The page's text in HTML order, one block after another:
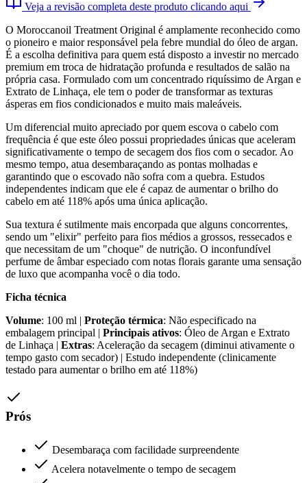
Veja a revisão completa deste produto clicando aqui
O Moroccanoil Treatment Original é amplamente reconhecido como
o pioneiro e maior responsável pela febre mundial do óleo de argan.
É a escolha definitiva para quem está disposto a investir no mercado
premium em troca de hidratação profunda e resultados de salão na
própria casa. Formulado com um concentrado riquíssimo de Argan e
Extrato de Linhaça, ele tem o poder de transformar as texturas
ásperas em fios condicionados e muito mais maleáveis.
Um diferencial muito apreciado por quem escova o cabelo com
frequência é que este óleo possui propriedades únicas que aceleram
significativamente o tempo de secagem dos fios com o secador. Ao
mesmo tempo, atua desembaraçando as pontas molhadas e
garantindo que o escovado não sofra com a quebra. Estudos
independentes indicam que ele é capaz de aumentar o brilho do
cabelo em até 118% após uma única aplicação.
Sua textura é sutilmente mais encorpada que alguns concorrentes,
sendo um "elixir" perfeito para fios médios a grossos, ressecados e
que necessitam de um "choque" de nutrição. O inconfundível
perfume de âmbar especiado com notas florais garante uma sensação
de luxo que acompanha você o dia todo.
Ficha técnica
Volume: 100 ml | Proteção térmica: Não especificado na
embalagem principal | Principais ativos: Óleo de Argan e Extrato
de Linhaça | Extras: Aceleração da secagem (diminui ativamente o
tempo gasto com secador) | Estudo independente (clinicamente
testado para aumentar o brilho em até 118%)
Prós
Desembaraça com facilidade surpreendente
Acelera notavelmente o tempo de secagem